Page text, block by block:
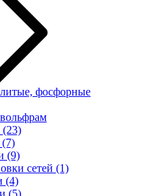
фосфорные
(23)
(7)
(9)
сетей (1)
(4)
(5)